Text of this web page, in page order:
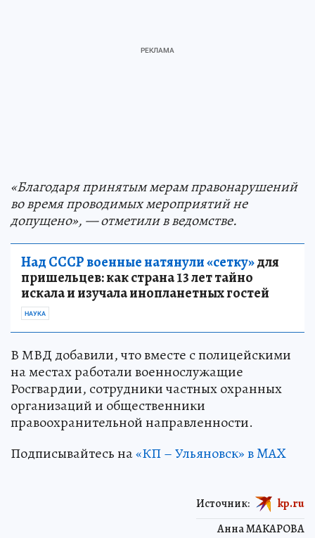
«Благодаря принятым мерам правонарушений
во время проводимых мероприятий не
допущено», — отметили в ведомстве.
Над СССР военные натянули «сетку»для
пришельцев: как страна 13 лет тайно
искала и изучала инопланетных гостей
НАУКА
В МВД добавили, что вместе с полицейскими
на местах работали военнослужащие
Росгвардии, сотрудники частных охранных
организаций и общественники
правоохранительной направленности.
Подписывайтесь на«КП – Ульяновск» в MAX
Анна МАКАРОВА
Источник: kp.ru